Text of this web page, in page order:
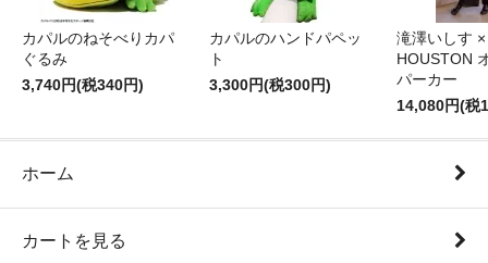
カパルのねそべりカパ
ぐるみ
3,740円(税340円)
カパルのハンドパペッ
ト
3,300円(税300円)
滝澤いしす ×
HOUSTON
パーカー
14,080円(税
ホーム
カートを見る